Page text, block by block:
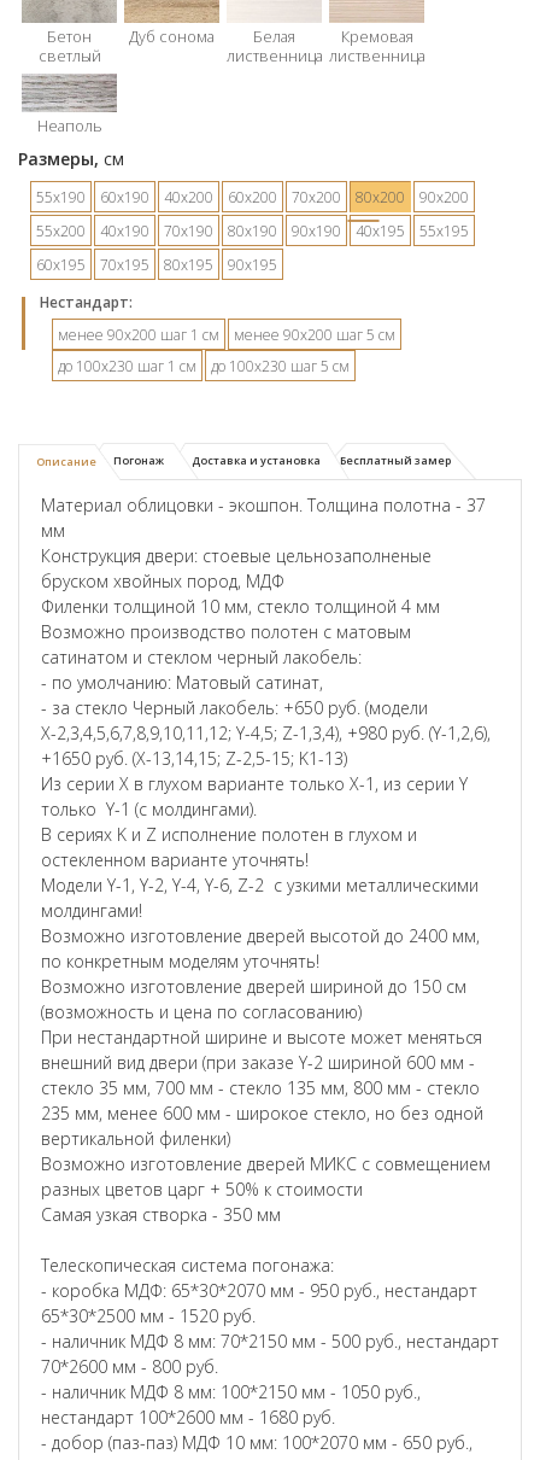
Бетон
светлый
Дуб сонома
Белая
лиственница
Кремовая
лиственница
Неаполь
Размеры, см
55х190 60х190 40х200 60х200 70х200 80х200
90х200
55х200
40х190 70х190 80х190 90х190 40х195
55х195
60х195
70х195 80х195
90х195
Hестандарт:
менее 90х200 шаг 1 см
менее 90х200 шаг 5 см
до 100х230 шаг 1 см
до 100х230 шаг 5 см
Описание Погонаж Доставка и установка Бесплатный замер
Материал облицовки - экошпон. Толщина полотна - 37
мм
Конструкция двери: стоевые цельнозаполненые
бруском хвойных пород, МДФ
Филенки толщиной 10 мм, стекло толщиной 4 мм
Возможно производство полотен с матовым
сатинатом и стеклом черный лакобель:
- по умолчанию: Матовый сатинат,
- за стекло Черный лакобель: +650 руб. (модели
Х-2,3,4,5,6,7,8,9,10,11,12; Y-4,5; Z-1,3,4), +980 руб. (Y-1,2,6),
+1650 руб. (X-13,14,15; Z-2,5-15; K1-13)
Из серии X в глухом варианте только X-1, из серии Y
только Y-1 (с молдингами).
В сериях K и Z исполнение полотен в глухом и
остекленном варианте уточнять!
Модели Y-1, Y-2, Y-4, Y-6, Z-2 с узкими металлическими
молдингами!
Возможно изготовление дверей высотой до 2400 мм,
по конкретным моделям уточнять!
Возможно изготовление дверей шириной до 150 см
(возможность и цена по согласованию)
При нестандартной ширине и высоте может меняться
внешний вид двери (при заказе Y-2 шириной 600 мм -
стекло 35 мм, 700 мм - стекло 135 мм, 800 мм - стекло
235 мм, менее 600 мм - широкое стекло, но без одной
вертикальной филенки)
Возможно изготовление дверей МИКС с совмещением
разных цветов царг + 50% к стоимости
Самая узкая створка - 350 мм
Телескопическая система погонажа:
- коробка МДФ: 65*30*2070 мм - 950 руб., нестандарт
65*30*2500 мм - 1520 руб.
- наличник МДФ 8 мм: 70*2150 мм - 500 руб., нестандарт
70*2600 мм - 800 руб.
- наличник МДФ 8 мм: 100*2150 мм - 1050 руб.,
нестандарт 100*2600 мм - 1680 руб.
- добор (паз-паз) МДФ 10 мм: 100*2070 мм - 650 руб.,